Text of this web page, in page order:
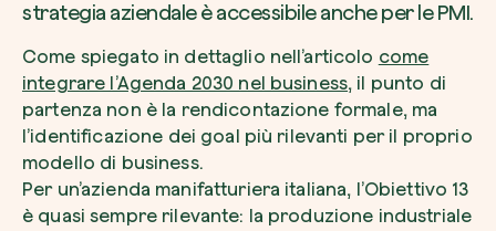
strategia aziendale è accessibile anche per le PMI.
Come spiegato in dettaglio nell’articolo come
integrare l’Agenda 2030 nel business, il punto di
partenza non è la rendicontazione formale, ma
l’identificazione dei goal più rilevanti per il proprio
modello di business.
Per un’azienda manifatturiera italiana, l’Obiettivo 13
è quasi sempre rilevante: la produzione industriale